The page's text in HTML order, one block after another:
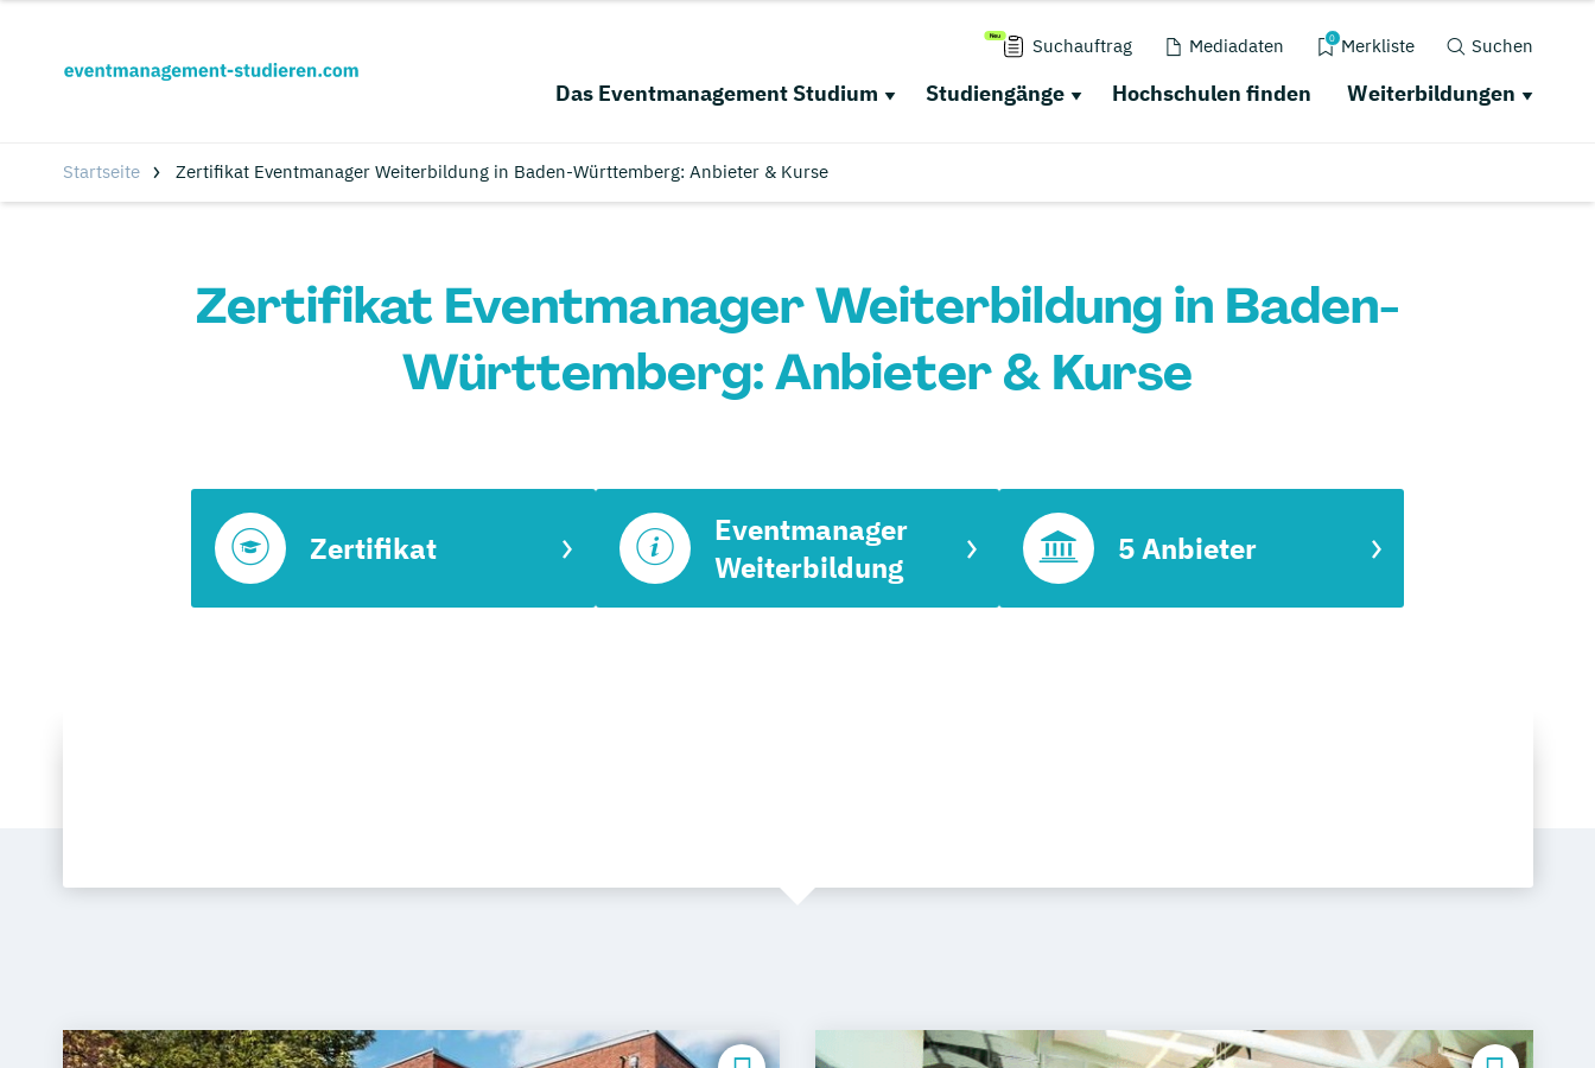
Suchauftrag Mediadaten 0 Merkliste Suchen
Das Eventmanagement Studium Studiengänge Hochschulen finden Weiterbildungen
Startseite Zertifikat Eventmanager Weiterbildung in Baden-Württemberg: Anbieter & Kurse
Zertifikat Eventmanager Weiterbildung in Baden-
Württemberg: Anbieter & Kurse
Zertifikat
Eventmanager
Weiterbildung
5 Anbieter